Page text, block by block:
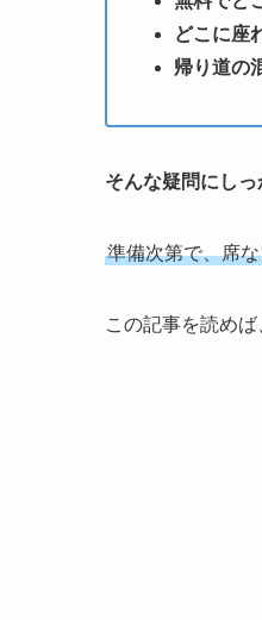
どこに座
帰り道の
そんな疑問にしっ
準備次第で、席
この記事を読め